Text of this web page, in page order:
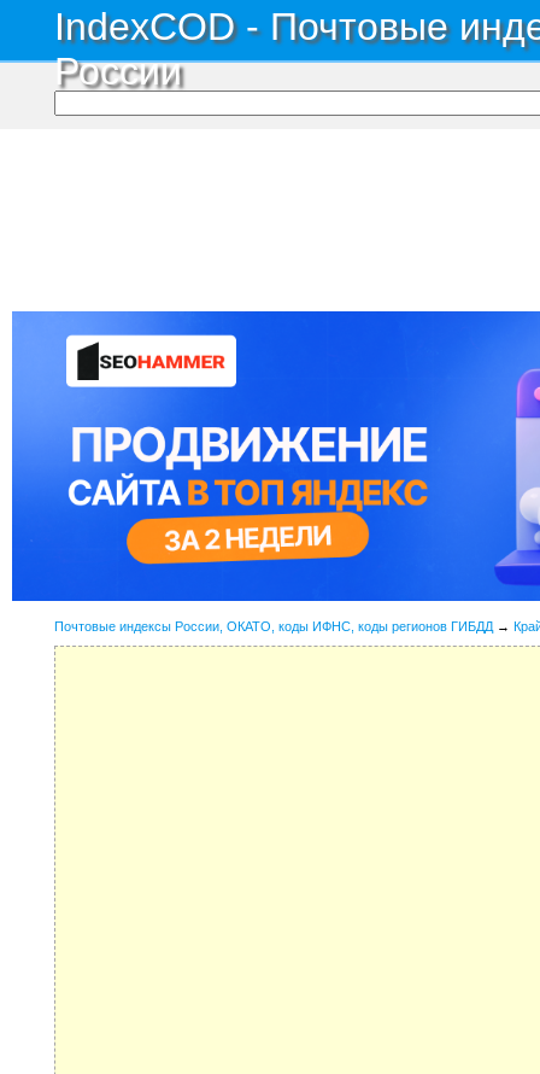
IndexCOD - Почтовые
России
Почтовые индексы России, ОКАТО, коды ИФНС, коды регионов ГИБДД →